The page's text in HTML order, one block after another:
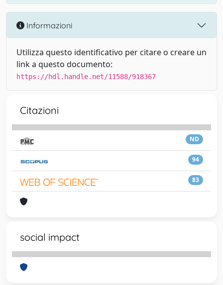
Informazioni
Utilizza questo identificativo per citare o creare un
link a questo documento:
https://hdl.handle.net/11588/918367
Citazioni
ND
94
83
social impact